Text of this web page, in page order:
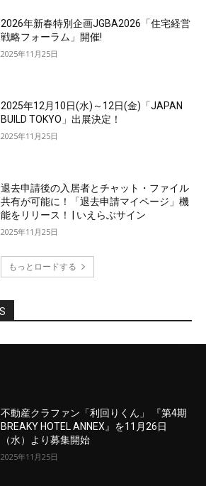
不動産クラファン「利回りくん」 『第4期
BREAKY HOTEL ANNEX』を11月26日
（水）より募集開始
2025年11月25日